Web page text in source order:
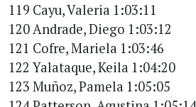
119 Cayu, Valeria 1:03:11
120 Andrade, Diego 1:03:12
121 Cofre, Mariela 1:03:46
122 Yalataque, Keila 1:04:20
123 Muñoz, Pamela 1:05:05